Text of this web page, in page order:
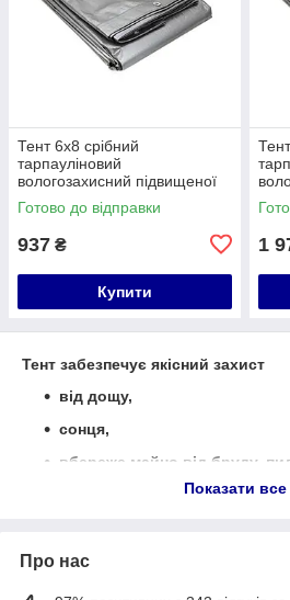
Тент 6х8 срібний
тарпауліновий
вологозахисний підвищеної
щільності Х-TREME 78268
Готово до відправки
937 ₴
Купити
1
Тент забезпечує якісний захист
від дощу,
сонця,
вбереже майно від бруду,
Тент - надійний захист від негоди
Показати все
Про нас